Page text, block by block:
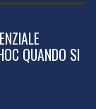
QUANDO SI